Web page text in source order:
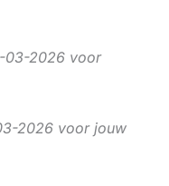
03-2026 voor
2026 voor jouw